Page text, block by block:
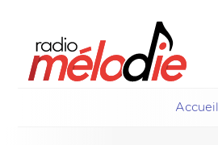
Accueil